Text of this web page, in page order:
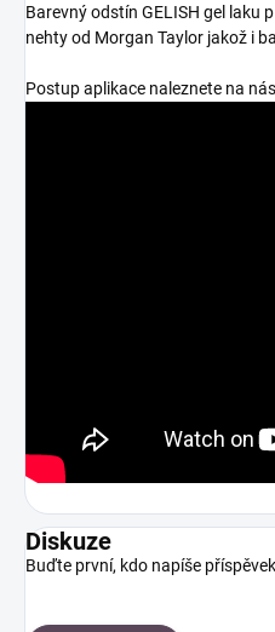
Barevný odstín GELISH gel laku
nehty od Morgan Taylor jakož i
Postup aplikace naleznete na
Diskuze
Buďte první, kdo napíše